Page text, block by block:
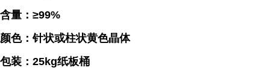
含量：≥99%
颜色：针状或柱状黄色晶体
包装：25kg纸板桶